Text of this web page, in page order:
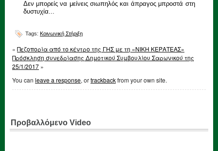
Δεν μπορείς να μείνεις σιωπηλός και άπραγος μπροστά στη
δυστυχία...
Tags: Κοινωνική Στήριξη
« Πεζοπορία από το κέντρο της ΓΗΣ με τη «ΝΙΚΗ ΚΕΡΑΤΕΑΣ»
Πρόσκληση συνεδρίασης Δημοτικού Συμβουλίου Σαρωνικού της
25/1/2017 »
You can leave a response, ortrackbackfrom your own site.
Προβαλλόμενο Video